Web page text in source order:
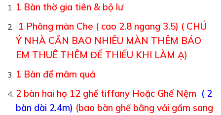
1 Bàn thờ gia tiên & bộ lư
1 Phông màn Che ( cao 2.8 ngang 3.5) ( CHÚ
Ý NHÀ CẦN BAO NHIÊU MÀN THÊM BÁO
EM THUÊ THÊM ĐỂ THIẾU KHI LÀM Ạ)
1 Bàn để mâm quả
2 bàn hai họ 12 ghế tiffany Hoặc Ghế Nệm ( 2
bàn dài 2.4m) (bao bàn ghế bằng vải gấm sang